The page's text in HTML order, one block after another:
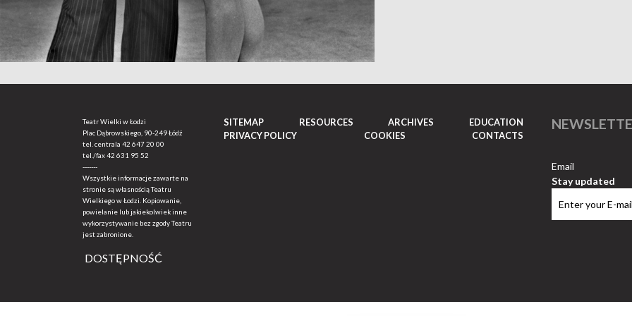
Teatr Wielki w Łodzi
Plac Dąbrowskiego, 90-249 Łódź
tel. centrala 42 647 20 00
tel./fax42 631 95 52
-------
Wszystkie informacje zawarte na
stronie są własnością Teatru
Wielkiego w Łodzi. Kopiowanie,
powielanie lub jakiekolwiek inne
wykorzystywanie bez zgody Teatru
jest zabronione.
DOSTĘPNOŚĆ
SITEMAP RESOURCES ARCHIVES
EDUCATION
PRIVACY POLICY
COOKIES CONTACTS
Email
Stay updated